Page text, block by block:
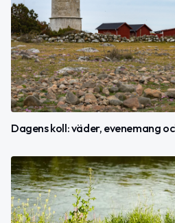
Dagens koll: väder, evenemang